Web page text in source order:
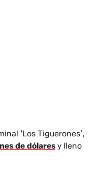
‘Los Tiguerones’,
de dólares y lleno